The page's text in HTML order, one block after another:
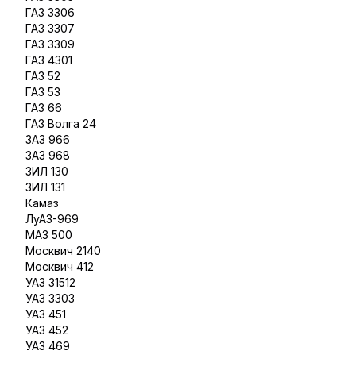
ГАЗ 3306
ГАЗ 3307
ГАЗ 3309
ГАЗ 4301
ГАЗ 52
ГАЗ 53
ГАЗ 66
ГАЗ Волга 24
ЗАЗ 966
ЗАЗ 968
ЗИЛ 130
ЗИЛ 131
Камаз
ЛуАЗ-969
МАЗ 500
Москвич 2140
Москвич 412
УАЗ 31512
УАЗ 3303
УАЗ 451
УАЗ 452
УАЗ 469